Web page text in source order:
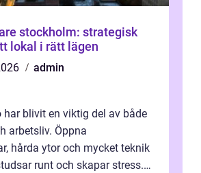
stockholm: strategisk
lokal i rätt lägen
admin
har blivit en viktig del av både
arbetsliv. Öppna
hårda ytor och mycket teknik
runt och skapar stress.